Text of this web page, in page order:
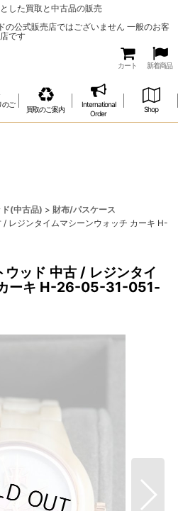
した買取と中古品の販売
の公式販売店ではございません 一般のお客
です
カート 新着商品
のご
買取のご案内
International
Order
Shop
(中古品) > 財布/パスケース
レジンタイムマシーンウォッチ カーキ H-
ウッド 中古 / レジンタイ
ーキ H-26-05-31-051-